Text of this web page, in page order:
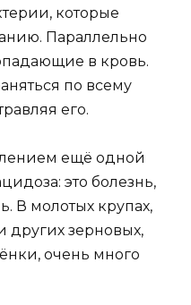
которые
Параллельно
в кровь.
по всему
его.
ещё одной
это болезнь,
В молотых крупах,
других зерновых,
очень много